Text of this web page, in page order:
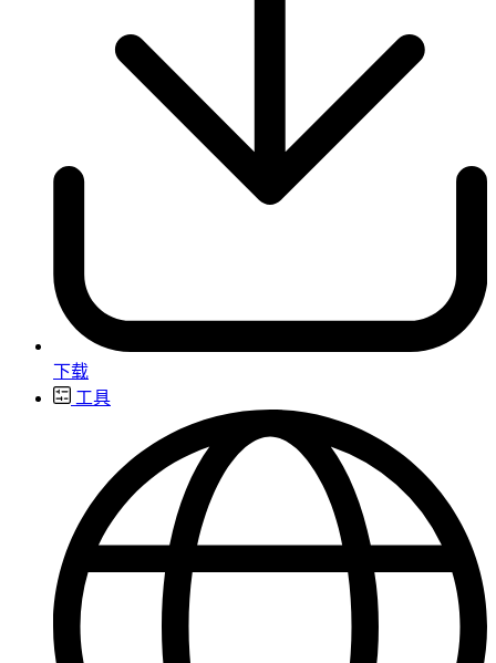
下载
工具